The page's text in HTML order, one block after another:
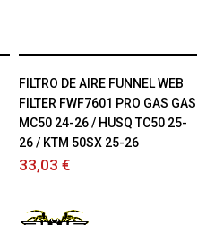
FILTRO DE AIRE FUNNEL WEB
FILTER FWF7601 PRO GAS GAS
MC50 24-26 / HUSQ TC50 25-
26 / KTM 50SX 25-26
33,03 €